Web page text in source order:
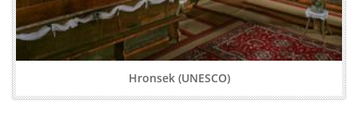
Hronsek (UNESCO)